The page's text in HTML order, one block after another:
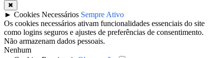
✖
► Cookies Necessários Sempre Ativo
Os cookies necessários ativam funcionalidades essenciais do site
como logins seguros e ajustes de preferências de consentimento.
Não armazenam dados pessoais.
Nenhum